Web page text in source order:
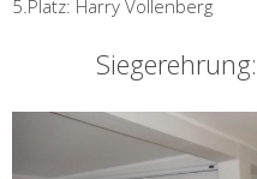
5.Platz: Harry Vollenberg